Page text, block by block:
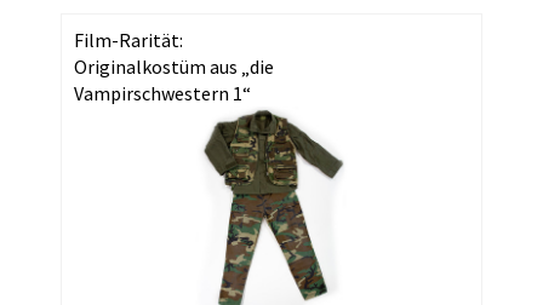
Film-Rarität:
Originalkostüm aus „die
Vampirschwestern 1“